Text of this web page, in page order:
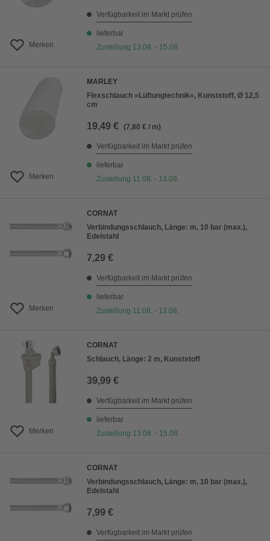
Merken
Verfügbarkeit im Markt prüfen
lieferbar
Zustellung 13.08. - 15.08.
Merken
MARLEY
Flexschlauch »Lüftungtechnik«, Kunststoff, Ø 12,5
cm
19,49 € (7,80 € / m)
Verfügbarkeit im Markt prüfen
lieferbar
Zustellung 11.08. - 13.08.
Merken
CORNAT
Verbindungsschlauch, Länge: m, 10 bar (max.),
Edelstahl
7,29 €
Verfügbarkeit im Markt prüfen
lieferbar
Zustellung 11.08. - 13.08.
Merken
CORNAT
Schlauch, Länge: 2 m, Kunststoff
39,99 €
Verfügbarkeit im Markt prüfen
lieferbar
Zustellung 13.08. - 15.08.
CORNAT
Verbindungsschlauch, Länge: m, 10 bar (max.),
Edelstahl
7,99 €
Verfügbarkeit im Markt prüfen